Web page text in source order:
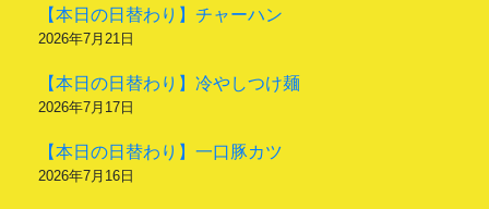
【本日の日替わり】チャーハン
2026年7月21日
【本日の日替わり】冷やしつけ麺
2026年7月17日
【本日の日替わり】一口豚カツ
2026年7月16日